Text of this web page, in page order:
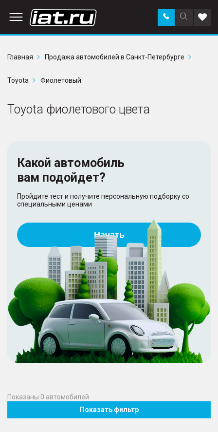
Поиск
по
Заказать
звонок в
Главная
Продажа автомобилей в Санкт-Петербурге
Toyota Фиолетовый
Toyota фиолетового цвета
Какой автомобиль
вам подойдет?
Пройдите тест и получите персональную подборку со
специальными ценами
Начать
Показаны 0 автомобилей
Показать фильтр